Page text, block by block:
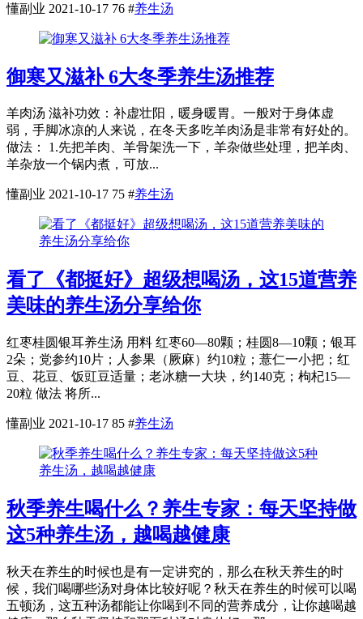
懂副业 2021-10-17 76 #养生汤
御寒又滋补 6大冬季养生汤推荐
羊肉汤 滋补功效：补虚壮阳，暖身暖胃。一般对于身体虚
弱，手脚冰凉的人来说，在冬天多吃羊肉汤是非常有好处的。
做法： 1.先把羊肉、羊骨架洗一下，羊杂做些处理，把羊肉、
羊杂放一个锅内煮，可放...
懂副业 2021-10-17 75 #养生汤
看了《都挺好》超级想喝汤，这15道营养
美味的养生汤分享给你
红枣桂圆银耳养生汤 用料 红枣60—80颗；桂圆8—10颗；银耳
2朵；党参约10片；人参果（厥麻）约10粒；薏仁一小把；红
豆、花豆、饭豇豆适量；老冰糖一大块，约140克；枸杞15—
20粒 做法 将所...
懂副业 2021-10-17 85 #养生汤
秋季养生喝什么？养生专家：每天坚持做
这5种养生汤，越喝越健康
秋天在养生的时候也是有一定讲究的，那么在秋天养生的时
候，我们喝哪些汤对身体比较好呢？秋天在养生的时候可以喝
五顿汤，这五种汤都能让你喝到不同的营养成分，让你越喝越